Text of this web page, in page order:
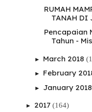
RUMAH
TANAH DI
Pencapaian
Tahun -
► March 2018
► February
► January 2018
► 2017 (164)